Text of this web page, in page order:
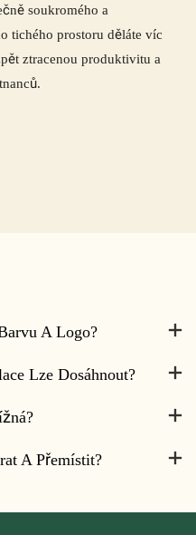
soukromého a
tichého prostoru děláte víc
ztracenou produktivitu a
A Logo?
Lze Dosáhnout?
A Přemístit?